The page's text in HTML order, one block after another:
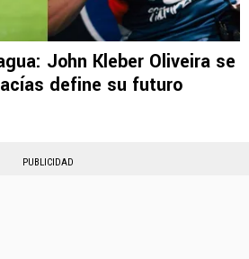
John Kleber Oliveira se
define su futuro
PUBLICIDAD